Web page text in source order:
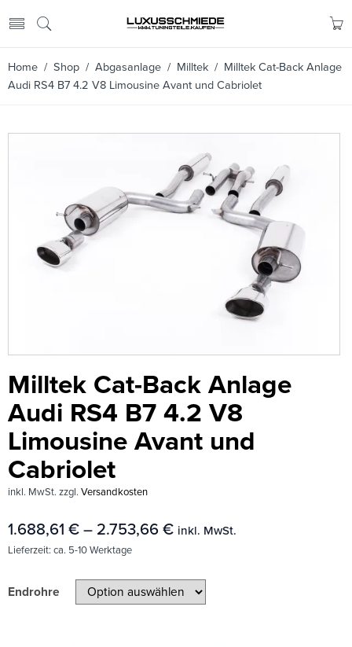
Home / Shop / Abgasanlage / Milltek / Milltek Cat-Back Anlage
Audi RS4 B7 4.2 V8 Limousine Avant und Cabriolet
Milltek Cat-Back Anlage
Audi RS4 B7 4.2 V8
Limousine Avant und
Cabriolet
inkl. MwSt. zzgl. Versandkosten
1.688,61 € – 2.753,66 € inkl. MwSt.
Lieferzeit: ca. 5-10 Werktage
Endrohre